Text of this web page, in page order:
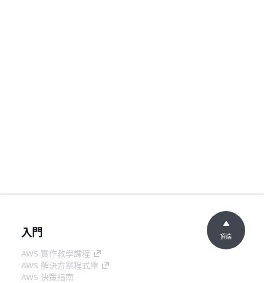
入門
AWS 實作教學課程
AWS 解決方案程式庫
AWS 決策指南
頂端